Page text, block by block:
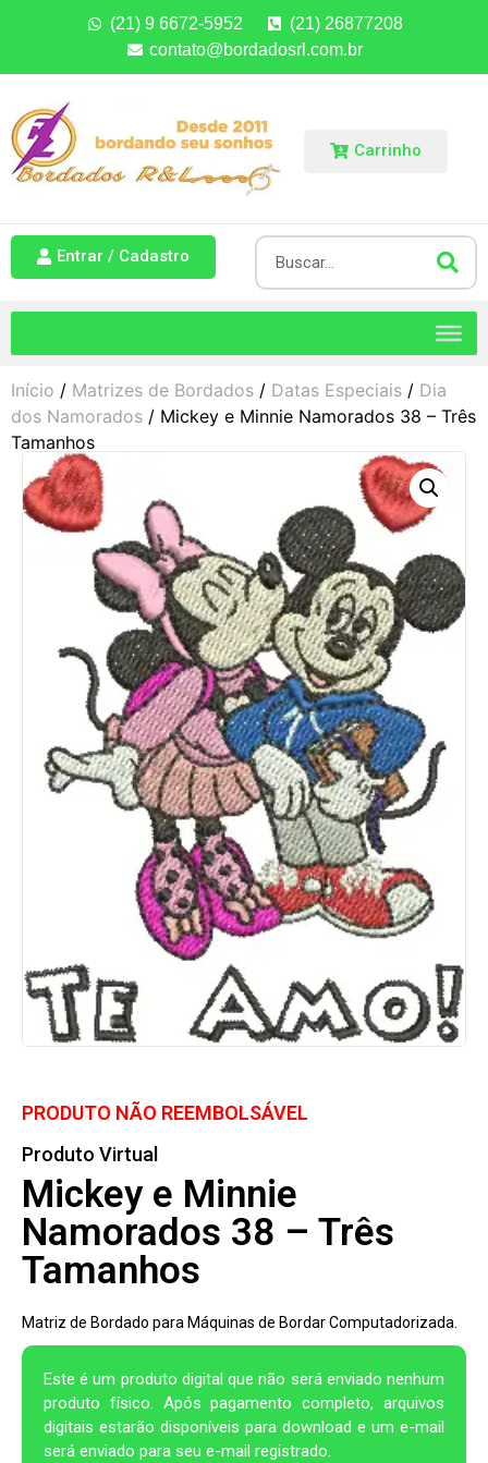
(21) 9 6672-5952
(21) 26877208
contato@bordadosrl.com.br
Carrinho
Entrar / Cadastro
Início / Matrizes de Bordados / Datas Especiais / Dia
dos Namorados / Mickey e Minnie Namorados 38 – Três
Tamanhos
PRODUTO NÃO REEMBOLSÁVEL
Produto Virtual
Mickey e Minnie
Namorados 38 – Três
Tamanhos
Matriz de Bordado para Máquinas de Bordar Computadorizada.
Este é um produto digital que não será enviado nenhum
produto físico. Após pagamento completo, arquivos
digitais estarão disponíveis para download e um e-mail
será enviado para seu e-mail registrado.